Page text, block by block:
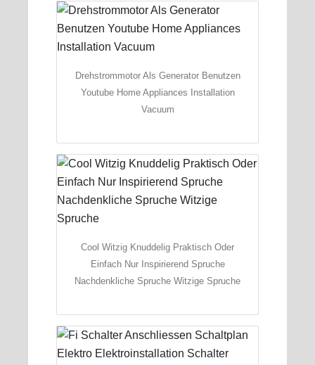
Drehstrommotor Als Generator Benutzen
Youtube Home Appliances Installation
Vacuum
Cool Witzig Knuddelig Praktisch Oder
Einfach Nur Inspirierend Spruche
Nachdenkliche Spruche Witzige Spruche